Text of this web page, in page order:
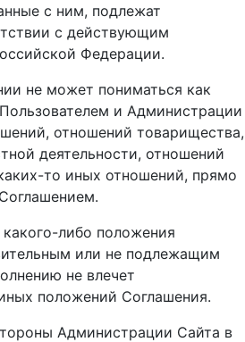
с ним, подлежат
с действующим
Федерации.
не может пониматься как
и Администрации
отношений товарищества,
деятельности, отношений
то иных отношений, прямо
либо положения
или не подлежащим
не влечет
положений Соглашения.
Администрации Сайта в